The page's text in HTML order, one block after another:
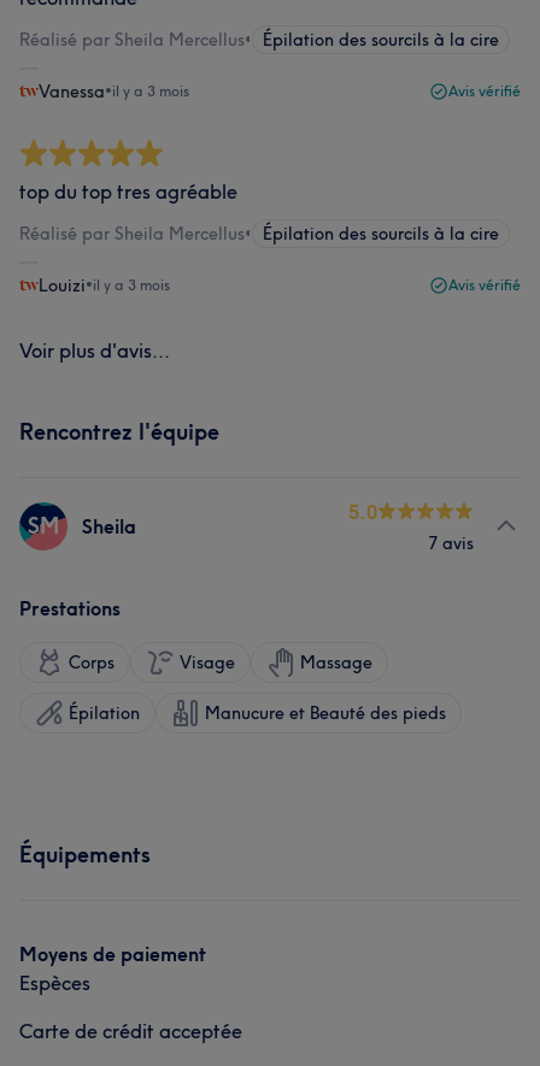
Réalisé par Sheila Mercellus• Épilation des sourcils à la cire
Vanessa•il y a 3 mois Avis vérifié
top du top tres agréable
Réalisé par Sheila Mercellus• Épilation des sourcils à la cire
Louizi•il y a 3 mois Avis vérifié
Voir plus d'avis...
Rencontrez l'équipe
SM Sheila
5.0
7 avis
Prestations
Corps Visage Massage
Épilation Manucure et Beauté des pieds
Équipements
Moyens de paiement
Espèces
Carte de crédit acceptée